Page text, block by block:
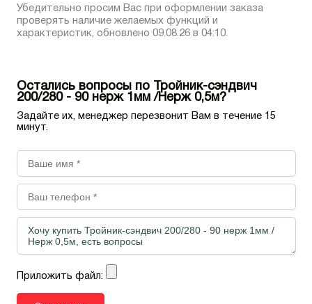
Убедительно просим Вас при оформлении заказа
проверять наличие желаемых функций и
характеристик, обновлено 09.08.26 в 04:10.
Остались вопросы по Тройник-сэндвич
200/280 - 90 нерж 1мм /Нерж 0,5м?
Задайте их, менеджер перезвонит Вам в течение 15
минут.
Приложить файл: